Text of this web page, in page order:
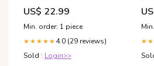
US$ 22.99
Min. order: 1 piece
★★★★★ 4.0 (29 reviews)
Sold : Login>>
: